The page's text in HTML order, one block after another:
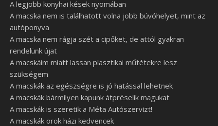
A legjobb konyhai kések nyomában
A macska nem is találhatott volna jobb búvóhelyet, mint az
autóponyva
A macska nem rágja szét a cipőket, de attól gyakran
rendelünk újat
A macskáim miatt lassan plasztikai műtétekre lesz
szükségem
A macskák az egészségre is jó hatással lehetnek
A macskák bármilyen kapunk átpréselik magukat
A macskák is szeretik a Méta Autószervizt!
A macskák örök házi kedvencek